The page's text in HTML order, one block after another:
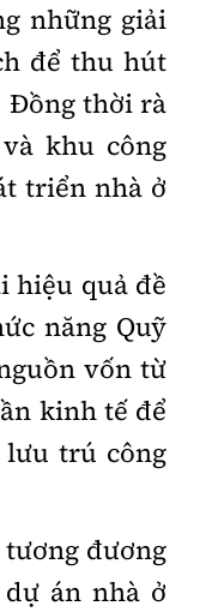
những giải
để thu hút
Đồng thời rà
khu công
triển nhà ở
hiệu quả đề
năng Quỹ
vốn từ
kinh tế để
trú công
đương
án nhà ở